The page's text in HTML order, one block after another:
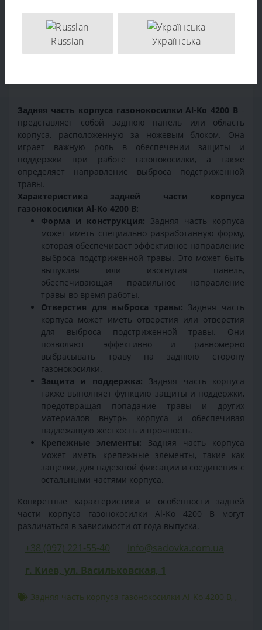
Обзор товара
Задняя часть корпуса газонокосилки Al-Ko 4200 B -
представляет собой заднюю панель или область
корпуса, расположенную за ножевым блоком. Она
играет важную роль в обеспечении защиты и
поддержки при работе газонокосилки, а также
определяет направление выброса подстриженной
травы.
Характеристика задней части корпуса
газонокосилки Al-Ko 4200 B:
Форма и конструкция: Задняя часть корпуса
может иметь специально разработанную форму,
которая обеспечивает эффективное направление
выброса подстриженной травы. Это может быть
выпуклая или изогнутая панель,
обеспечивающая правильное направление
травы во время работы.
Отверстия для выброса травы: Задняя часть
корпуса может иметь отверстия или отверстия
для выброса подстриженной травы. Они
позволяют эффективно и равномерно
выбрасывать траву на заднюю сторону
газонокосилки.
Защита и поддержка: Задняя часть корпуса
также выполняет функцию защиты и поддержки,
предотвращая попадание травы и других
материалов внутрь корпуса и обеспечивая
надлежащую жесткость и прочность.
Крепежные элементы: Задняя часть корпуса
может иметь крепежные элементы, такие как
защелки, для надежной фиксации и соединения с
остальными частями корпуса.
Конкретные характеристики и особенности задней
части корпуса газонокосилки Al-Ko 4200 B могут
различаться в зависимости от года выпуска.
+38 (097) 221-55-40
info@sadovka.com.ua
г. Киев, ул. Васильковская, 1
Задняя часть корпуса газонокосилки Al-Ko 4200 B, ,
Russian Українська